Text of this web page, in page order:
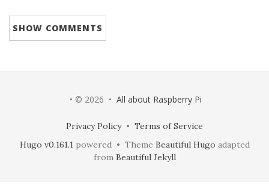
SHOW COMMENTS
• © 2026 • All about Raspberry Pi
Privacy Policy• Terms of Service
Hugo v0.161.1powered • Theme Beautiful Hugo adapted
from Beautiful Jekyll